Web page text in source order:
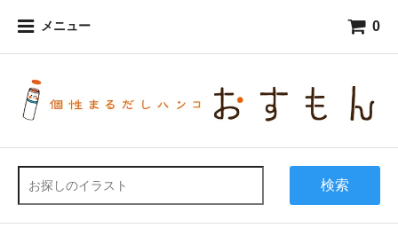
メニュー 0
検索